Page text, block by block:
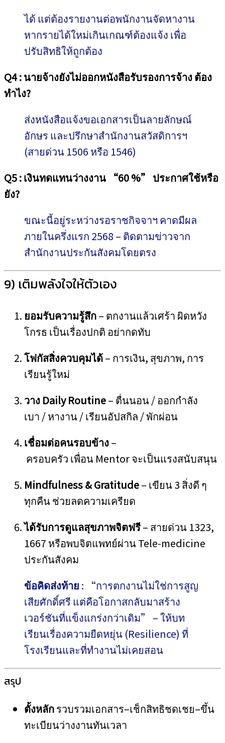
ได้ แต่ต้องรายงานต่อพนักงานจัดหางาน
หากรายได้ใหม่เกินเกณฑ์ต้องแจ้ง เพื่อ
ปรับสิทธิให้ถูกต้อง
Q4 : นายจ้างยังไม่ออกหนังสือรับรองการจ้าง ต้อง
ทำไง?
ส่งหนังสือแจ้งขอเอกสารเป็นลายลักษณ์
อักษร และปรึกษาสำนักงานสวัสดิการฯ
(สายด่วน 1506 หรือ 1546)
Q5 : เงินทดแทนว่างงาน “60 %” ประกาศใช้หรือ
ยัง?
ขณะนี้อยู่ระหว่างรอราชกิจจาฯ คาดมีผล
ภายในครึ่งแรก 2568 – ติดตามข่าวจาก
สำนักงานประกันสังคมโดยตรง
9) เติมพลังใจให้ตัวเอง
ยอมรับความรู้สึก– ตกงานแล้วเศร้า ผิดหวัง
โกรธ เป็นเรื่องปกติ อย่ากดทับ
โฟกัสสิ่งควบคุมได้– การเงิน, สุขภาพ, การ
เรียนรู้ใหม่
วาง Daily Routine– ตื่นนอน / ออกกำลัง
เบา / หางาน / เรียนอัปสกิล / พักผ่อน
เชื่อมต่อคนรอบข้าง–
ครอบครัว เพื่อน Mentor จะเป็นแรงสนับสนุน
Mindfulness & Gratitude– เขียน 3 สิ่งดี ๆ
ทุกคืน ช่วยลดความเครียด
ได้รับการดูแลสุขภาพจิตฟรี– สายด่วน 1323,
1667 หรือพบจิตแพทย์ผ่าน Tele‑medicine
ประกันสังคม
ข้อคิดส่งท้าย : “การตกงานไม่ใช่การสูญ
เสียศักดิ์ศรี แต่คือโอกาสกลับมาสร้าง
เวอร์ชันที่แข็งแกร่งกว่าเดิม” – ให้บท
เรียนเรื่องความยืดหยุ่น (Resilience) ที่
โรงเรียนและที่ทำงานไม่เคยสอน
สรุป
ตั้งหลักรวบรวมเอกสาร–เช็กสิทธิชดเชย–ขึ้น
ทะเบียนว่างงานทันเวลา